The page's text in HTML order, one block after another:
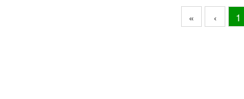
« ‹ 1